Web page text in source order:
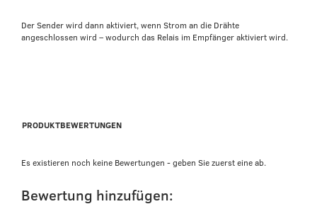
Der Sender wird dann aktiviert, wenn Strom an die Drähte
angeschlossen wird – wodurch das Relais im Empfänger aktiviert wird.
PRODUKTBEWERTUNGEN
Es existieren noch keine Bewertungen - geben Sie zuerst eine ab.
Bewertung hinzufügen: